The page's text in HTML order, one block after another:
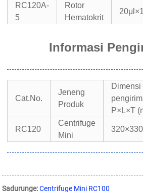
RC120A-
5
Rotor
Hematokrit
Informasi
Cat.No.
Jeneng
Produk
Dimensi
P×L×T
RC120
Centrifuge
Mini
Sadurunge: Centrifuge Mini RC100